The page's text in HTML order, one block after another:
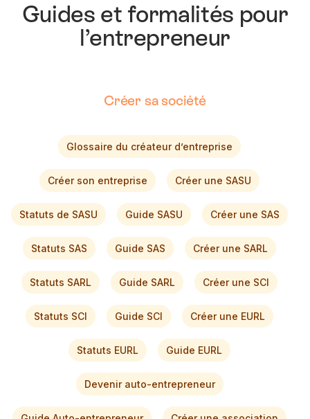
Guides et formalités pour
l’entrepreneur
Créer sa société
Glossaire du créateur d’entreprise
Créer son entreprise Créer une SASU
Statuts de SASU Guide SASU Créer une SAS
Statuts SAS Guide SAS Créer une SARL
Statuts SARL Guide SARL Créer une SCI
Statuts SCI Guide SCI Créer une EURL
Statuts EURL Guide EURL
Devenir auto-entrepreneur